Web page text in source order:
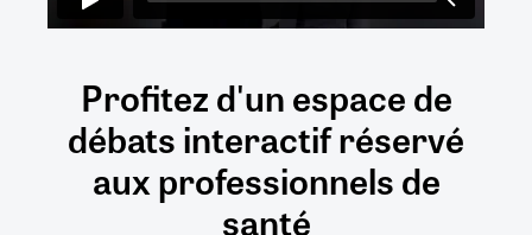
Profitez d'un espace de
débatsinteractifréservé
auxprofessionnels de
santé